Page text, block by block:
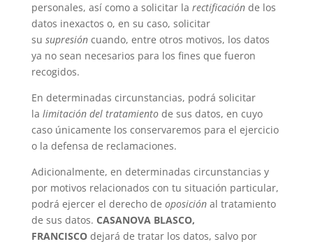
personales, así como a solicitar la rectificaciónde los
datos inexactos o, en su caso, solicitar
su supresióncuando, entre otros motivos, los datos
ya no sean necesarios para los fines que fueron
recogidos.
En determinadas circunstancias, podrá solicitar
la limitación del tratamientode sus datos, en cuyo
caso únicamente los conservaremos para el ejercicio
o la defensa de reclamaciones.
Adicionalmente, en determinadas circunstancias y
por motivos relacionados con tu situación particular,
podrá ejercer el derecho de oposiciónal tratamiento
de sus datos. CASANOVA BLASCO,
FRANCISCOdejará de tratar los datos, salvo por